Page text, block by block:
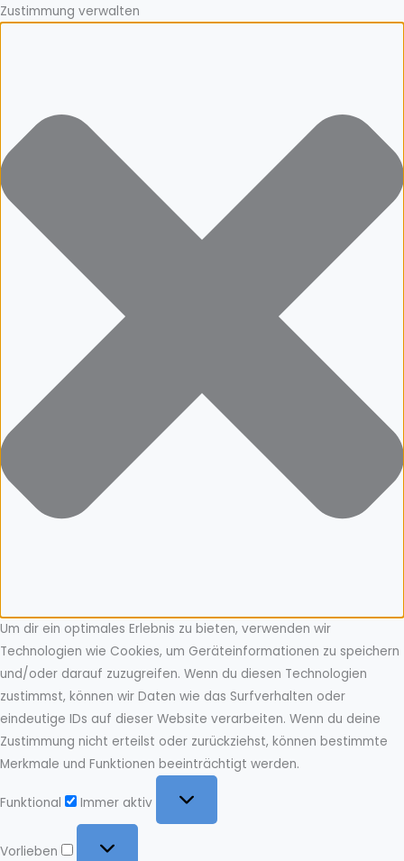
Zustimmung verwalten
Um dir ein optimales Erlebnis zu bieten, verwenden wir
Technologien wie Cookies, um Geräteinformationen zu speichern
und/oder darauf zuzugreifen. Wenn du diesen Technologien
zustimmst, können wir Daten wie das Surfverhalten oder
eindeutige IDs auf dieser Website verarbeiten. Wenn du deine
Zustimmung nicht erteilst oder zurückziehst, können bestimmte
Merkmale und Funktionen beeinträchtigt werden.
Funktional
Immer aktiv
Vorlieben